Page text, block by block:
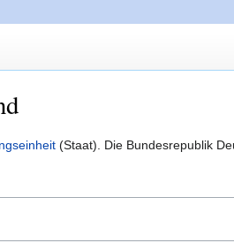
(Staat). Die Bundesrepublik